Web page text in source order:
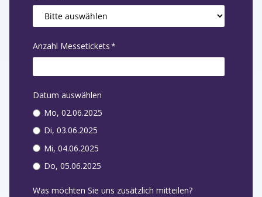
Anzahl Messetickets*
Datum auswählen
Mo, 02.06.2025
Di, 03.06.2025
Mi, 04.06.2025
Do, 05.06.2025
Was möchten Sie uns zusätzlich mitteilen?